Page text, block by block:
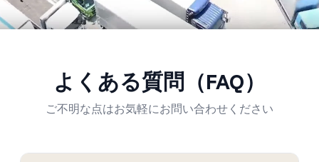
よくある質問（FAQ）
ご不明な点はお気軽にお問い合わせください